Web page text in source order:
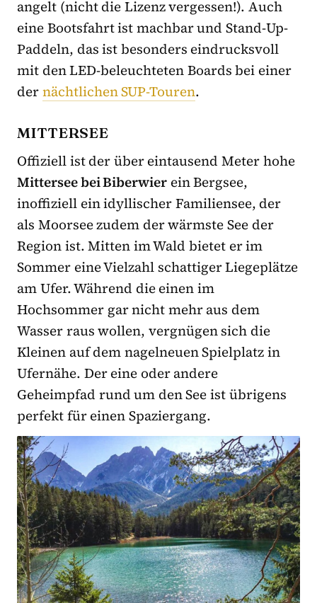
angelt (nicht die Lizenz vergessen!). Auch
eine Bootsfahrt ist machbar und Stand-Up-
Paddeln, das ist besonders eindrucksvoll
mit den LED-beleuchteten Boards bei einer
dernächtlichen SUP-Touren.
MITTERSEE
Offiziell ist der über eintausend Meter hohe
Mittersee bei Biberwier ein Bergsee,
inoffiziell ein idyllischer Familiensee, der
als Moorsee zudem der wärmste See der
Region ist. Mitten im Wald bietet er im
Sommer eine Vielzahl schattiger Liegeplätze
am Ufer. Während die einen im
Hochsommer gar nicht mehr aus dem
Wasser raus wollen, vergnügen sich die
Kleinen auf dem nagelneuen Spielplatz in
Ufernähe. Der eine oder andere
Geheimpfad rund um den See ist übrigens
perfekt für einen Spaziergang.